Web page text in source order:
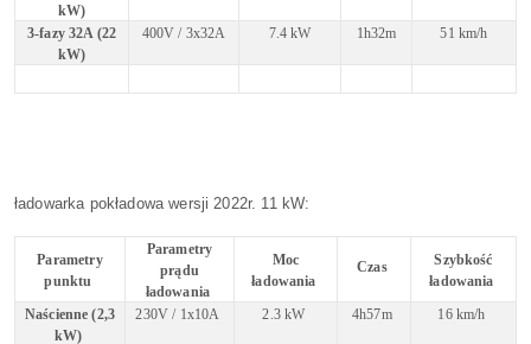
kW)
3-fazy 32A (22
kW)
400V / 3x32A 7.4 kW 1h32m 51 km/h
ładowarka pokładowa wersji 2022r. 11 kW:
Parametry
punktu
Parametry
prądu
ładowania
Moc
ładowania
Czas
Szybkość
ładowania
Naścienne (2,3
kW)
230V / 1x10A 2.3 kW 4h57m 16 km/h